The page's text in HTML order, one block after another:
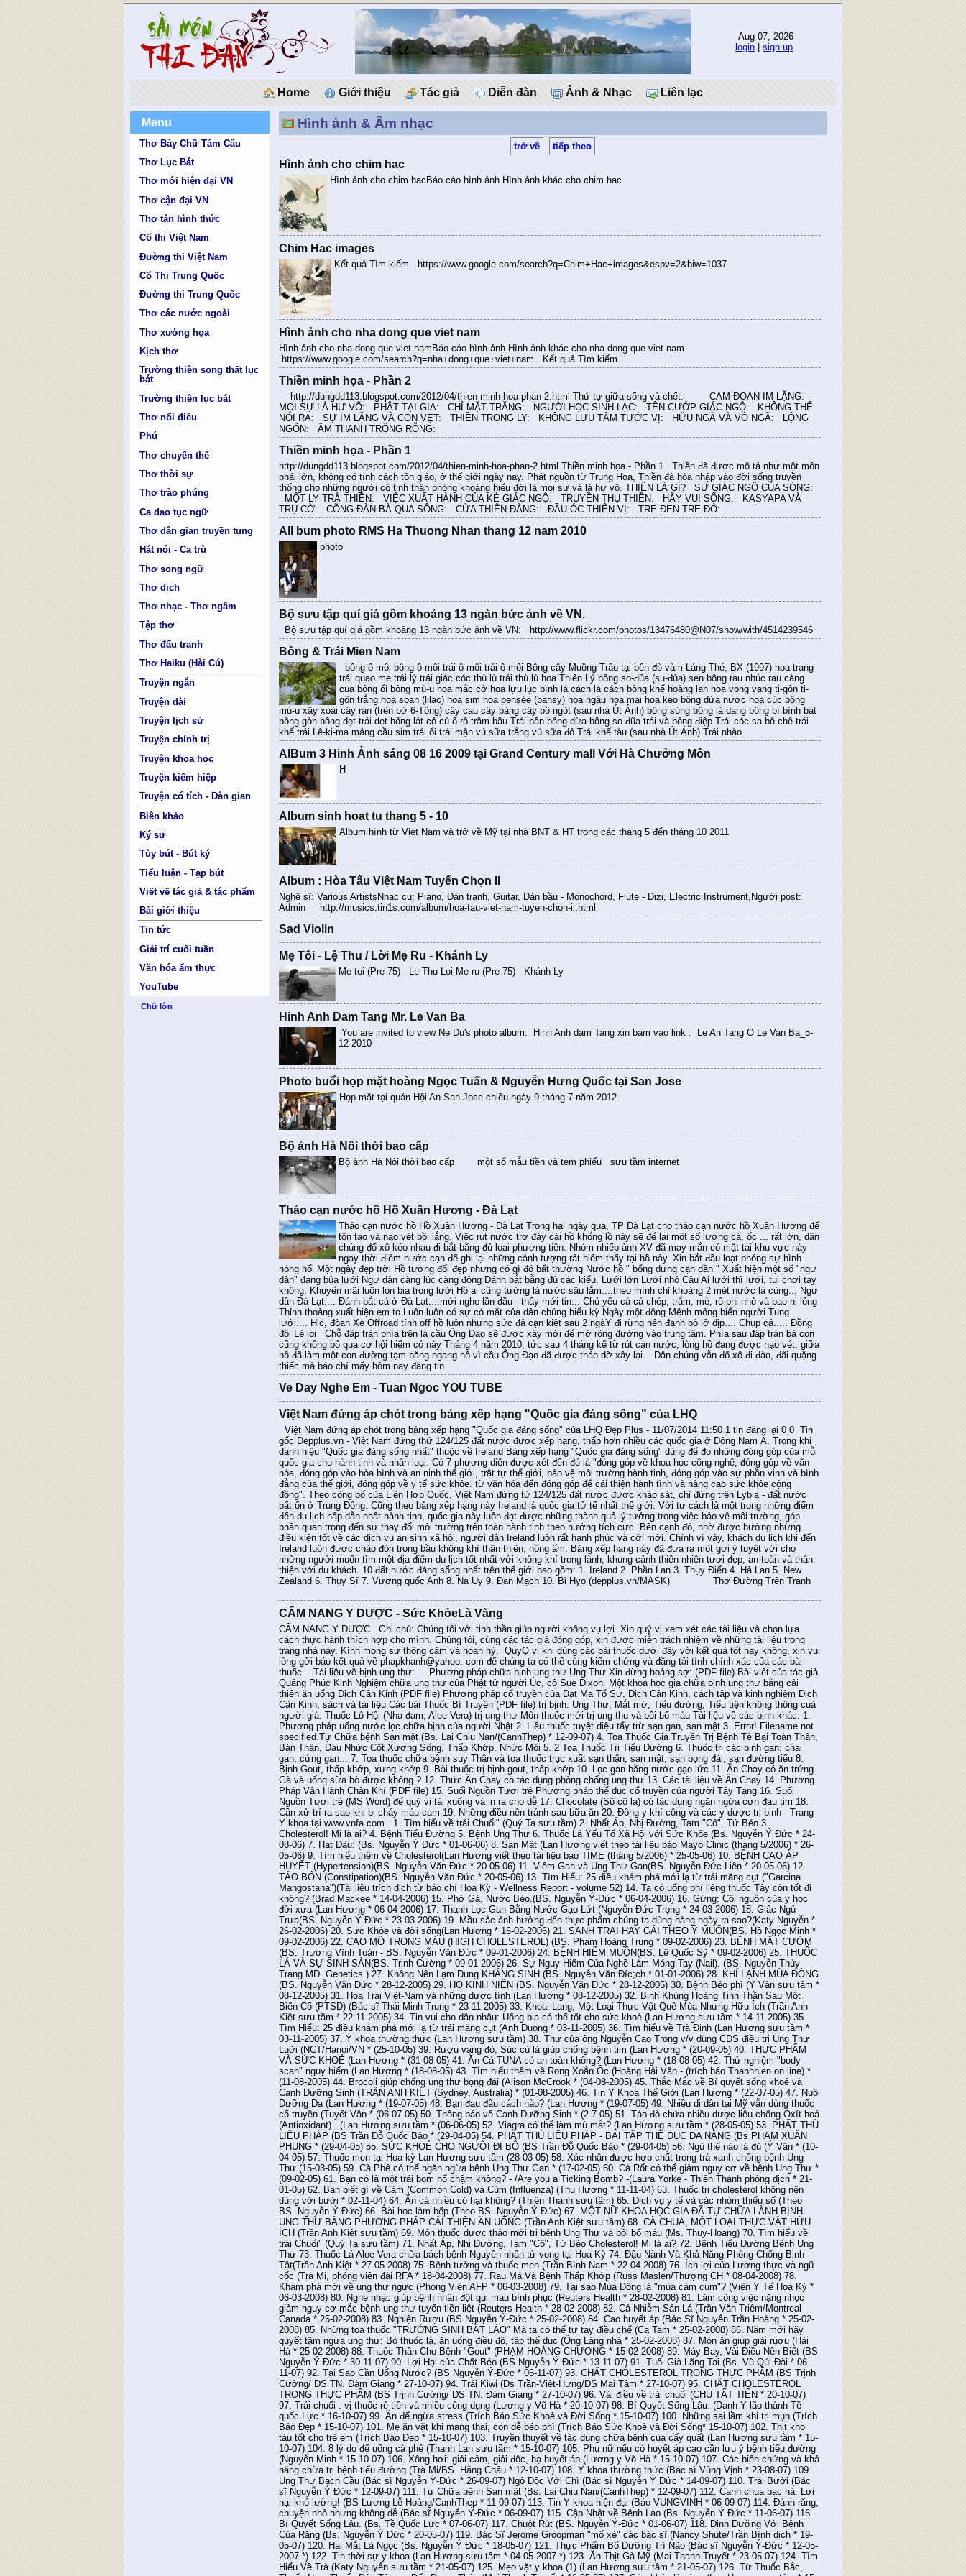
Aug 07, 2026
login
sign up
Home Giới thiệu Tác giả Diễn đàn Ảnh & Nhạc Liên lạc
Menu
Thơ Bảy Chữ Tám Câu
Thơ Lục Bát
Thơ mới hiện đại VN
Thơ cận đại VN
Thơ tân hình thức
Cổ thi Việt Nam
Đường thi Việt Nam
Cổ Thi Trung Quốc
Đường thi Trung Quốc
Thơ các nước ngoài
Thơ xướng họa
Kịch thơ
Trường thiên song thất lục
bát
Trường thiên lục bát
Thơ nối điêu
Phú
Thơ chuyển thể
Thơ thời sự
Thơ trào phúng
Ca dao tục ngữ
Thơ dân gian truyền tụng
Hát nói - Ca trù
Thơ song ngữ
Thơ dịch
Thơ nhạc - Thơ ngâm
Tập thơ
Thơ đấu tranh
Thơ Haiku (Hài Cú)
Truyện ngắn
Truyện dài
Truyện lịch sử
Truyện chính trị
Truyện khoa học
Truyện kiếm hiệp
Truyện cổ tích - Dân gian
Biên khảo
Ký sự
Tùy bút - Bút ký
Tiểu luận - Tạp bút
Viết về tác giả & tác phẩm
Bài giới thiệu
Tin tức
Giải trí cuối tuần
Văn hóa ẩm thực
YouTube
Chữ lớn
Hình ảnh & Âm nhạc
trở về tiếp theo
Hình ảnh cho chim hac
Hình ảnh cho chim hacBáo cáo hình ảnh Hình ảnh khác cho chim hac
Chim Hac images
Kết quả Tìm kiếm https://www.google.com/search?q=Chim+Hac+images&espv=2&biw=1037
Hình ảnh cho nha dong que viet nam
Hình ảnh cho nha dong que viet namBáo cáo hình ảnh Hình ảnh khác cho nha dong que viet nam
https://www.google.com/search?q=nha+dong+que+viet+nam Kết quả Tìm kiếm
Thiền minh họa - Phần 2
http://dungdd113.blogspot.com/2012/04/thien-minh-hoa-phan-2.html Thứ tự giữa sống và chết: CAM ĐOAN IM LẶNG:
MỌI SỰ LÀ HƯ VÔ: PHẬT TẠI GIA: CHỈ MẶT TRĂNG: NGƯỜI HỌC SINH LẠC: TÊN CƯỚP GIÁC NGỘ: KHÔNG THỂ
NÓI RA: SỰ IM LẶNG VÀ CON VẸT: THIỀN TRONG LY: KHÔNG LƯU TÂM TƯỚC VỊ: HỮU NGÃ VÀ VÔ NGÃ: LỘNG
NGÔN: ÂM THANH TRỐNG RỖNG:
Thiền minh họa - Phần 1
http://dungdd113.blogspot.com/2012/04/thien-minh-hoa-phan-2.html Thiền minh họa - Phần 1 Thiền đã được mô tả như một môn
phái lớn, không có tính cách tôn giáo, ở thế giới ngày nay. Phát nguồn từ Trung Hoa, Thiền đã hòa nhập vào đời sống truyền
thống cho những người có tinh thần phóng khoáng hiểu đời là mọi sự và là hư vô. THIỀN LÀ GÌ? SỰ GIÁC NGỘ CỦA SÓNG:
MỘT LY TRÀ THIỀN: VIỆC XUẤT HÀNH CỦA KẺ GIÁC NGỘ: TRUYỀN THỤ THIỀN: HÃY VUI SỐNG: KASYAPA VÀ
TRỤ CỜ: CÕNG ĐÀN BÀ QUA SÔNG: CỬA THIÊN ĐÀNG: ĐẦU ÓC THIÊN VỊ: TRE ĐEN TRE ĐỎ:
All bum photo RMS Ha Thuong Nhan thang 12 nam 2010
photo
Bộ sưu tập quí giá gồm khoảng 13 ngàn bức ảnh về VN.
Bộ sưu tập quí giá gồm khoảng 13 ngàn bức ảnh về VN: http://www.flickr.com/photos/13476480@N07/show/with/4514239546
Bông & Trái Mien Nam
bông ô môi bông ô môi trái ô môi trái ô môi Bông cây Muồng Trâu tại bến đò vàm Láng Thé, BX (1997) hoa trang
trái quao me trái lý trái giác cóc thù lù trái thù lù hoa Thiên Lý bông so-đủa (su-đủa) sen bông rau nhúc rau càng
cua bông ổi bông mù-u hoa mắc cở hoa lựu lục bình lá cách lá cách bông khế hoàng lan hoa vong vang ti-gôn ti-
gôn trắng hoa soan (lilac) hoa sim hoa pensée (pansy) hoa ngâu hoa mai hoa keo bông dừa nước hoa cúc bông
mù-u xây xoài cây rán (trên bờ 6-Tông) cây cau cây bàng cây bồ ngót (sau nhà Út Ánh) bông súng bông lá dang bông bí bình bát
bông gòn bông dẹt trái dẹt bông lát cỏ cú ô rô trâm bầu Trái bần bông dừa bông so đũa trái và bông điệp Trái cóc sa bô chê trái
khế trái Lê-ki-ma mảng cầu sim trái ổi trái mận vú sữa trắng vú sữa đỏ Trái khế tàu (sau nhà Út Ánh) Trái nhào
AlBum 3 Hinh Ảnh sáng 08 16 2009 tại Grand Century mall Với Hà Chưởng Môn
H
Album sinh hoat tu thang 5 - 10
Album hình từ Viet Nam và trở về Mỹ tại nhà BNT & HT trong các tháng 5 đến tháng 10 2011
Album : Hòa Tấu Việt Nam Tuyển Chọn II
Nghệ sĩ: Various ArtistsNhạc cụ: Piano, Đàn tranh, Guitar, Đàn bầu - Monochord, Flute - Dizi, Electric Instrument,Người post:
Admin http://musics.tin1s.com/album/hoa-tau-viet-nam-tuyen-chon-ii.html
Sad Violin
Mẹ Tôi - Lệ Thu / Lời Mẹ Ru - Khánh Ly
Me toi (Pre-75) - Le Thu Loi Me ru (Pre-75) - Khánh Ly
Hinh Anh Dam Tang Mr. Le Van Ba
You are invited to view Ne Du's photo album: Hinh Anh dam Tang xin bam vao link : Le An Tang O Le Van Ba_5-
12-2010
Photo buổi họp mặt hoàng Ngọc Tuấn & Nguyễn Hưng Quốc tại San Jose
Họp mặt tại quán Hội An San Jose chiều ngày 9 tháng 7 năm 2012
Bộ ảnh Hà Nôi thời bao cấp
Bộ ảnh Hà Nôi thời bao cấp một số mẫu tiền và tem phiếu sưu tầm internet
Tháo cạn nước hồ Hồ Xuân Hương - Đà Lạt
Tháo cạn nước hồ Hồ Xuân Hương - Đà Lạt Trong hai ngày qua, TP Đà Lạt cho tháo cạn nước hồ Xuân Hương để
tôn tạo và nạo vét bồi lắng. Việc rút nước trơ đáy cái hồ khổng lồ này sẽ để lại một số lượng cá, ốc ... rất lớn, dân
chúng đổ xô kéo nhau đi bắt bằng đủ loại phương tiện. Nhóm nhiếp ảnh XV đã may mắn có mặt tại khu vực này
ngay thời điểm nước cạn để ghi lại những cảnh tượng rất hiếm thấy tại hồ này. Xin bắt đầu loạt phóng sự hình
nóng hổi Một ngày đẹp trời Hồ tương đối đẹp nhưng có gì đó bất thường Nước hồ " bổng dưng cạn dần " Xuất hiện một số "ngư
dân" đang bủa lưới Ngư dân càng lúc càng đông Đánh bắt bằng đủ các kiểu. Lưới lớn Lưới nhỏ Câu Ai lưới thì lưới, tui chơi tay
không. Khuyến mãi luôn lon bia trong lưới Hồ ai cũng tưởng là nước sâu lắm....theo mình chỉ khoảng 2 mét nước là cùng... Ngư
dân Đà Lạt.... Đánh bắt cá ở Đà Lạt....mới nghe lần đầu - thấy mới tin... Chủ yếu cà cá chép, trắm, mè, rô phi nhỏ và bao ni lông
Thỉnh thoảng xuất hiện em to Luôn luôn có sự có mặt của dân chúng hiếu kỳ Ngày một đông Mênh mông biển người Tung
lưới.... Hic, đòan Xe Offroad tính off hồ luôn nhưng sức đả cạn kiệt sau 2 ngàY đi rừng nên đanh bỏ lở dịp.... Chụp cá..... Đồng
đội Lẻ loi Chỗ đập tràn phía trên là cầu Ông Đạo sẽ được xây mới để mở rộng đường vào trung tâm. Phía sau đập tràn bà con
cũng không bỏ qua cơ hội hiếm có này Tháng 4 năm 2010, tức sau 4 tháng kể từ rút cạn nước, lòng hồ đang được nạo vét, giữa
hồ đã làm một con đường tạm băng ngang hồ vì cầu Ông Đạo đã được tháo dỡ xây lại. Dân chúng vẫn đổ xô đi đào, đãi quặng
thiếc mà báo chí mấy hôm nay đăng tin.
Ve Day Nghe Em - Tuan Ngoc YOU TUBE
Việt Nam đứng áp chót trong bảng xếp hạng "Quốc gia đáng sống" của LHQ
Việt Nam đứng áp chót trong bảng xếp hạng "Quốc gia đáng sống" của LHQ Đẹp Plus - 11/07/2014 11:50 1 tin đăng lại 0 0 Tin
gốc Depplus.vn - Việt Nam đứng thứ 124/125 đất nước được xếp hạng, thấp hơn nhiều các quốc gia ở Đông Nam Á. Trong khi
danh hiệu "Quốc gia đáng sống nhất" thuộc về Ireland Bảng xếp hạng "Quốc gia đáng sống" dùng để đo những đóng góp của mỗi
quốc gia cho hành tinh và nhân loại. Có 7 phương diện được xét đến đó là "đóng góp về khoa học công nghệ, đóng góp về văn
hóa, đóng góp vào hòa bình và an ninh thế giới, trật tự thế giới, bảo vệ môi trường hành tinh, đóng góp vào sự phồn vinh và bình
đẳng của thế giới, đóng góp về y tế sức khỏe. từ văn hóa đến đóng góp để cái thiện hành tình và nâng cao sức khỏe cộng
đồng". Theo công bố của Liên Hợp Quốc, Việt Nam đứng tứ 124/125 đất nước được khảo sát, chỉ đứng trên Lybia - đất nước
bất ổn ở Trung Đông. Cũng theo bảng xếp hạng này Ireland là quốc gia tử tế nhất thế giới. Với tư cách là một trong những điểm
đến du lịch hấp dẫn nhất hành tinh, quốc gia này luôn đạt được những thành quả lý tưởng trong việc bảo vệ môi trường, góp
phần quan trọng đến sự thay đổi môi trường trên toàn hành tinh theo hưởng tích cực. Bên cạnh đó, nhờ được hưởng những
điều kiện tốt về các dịch vụ an sinh xã hội, người dân Ireland luôn rất hạnh phúc và cởi mởi. Chính vì vậy, khách du lịch khi đến
Ireland luôn được chào đón trong bầu không khí thân thiện, nồng ấm. Bảng xếp hạng này đã đưa ra một gợi ý tuyệt vời cho
những người muốn tìm một địa điểm du lịch tốt nhất với không khí trong lành, khung cảnh thiên nhiên tươi đẹp, an toàn và thân
thiện với du khách. 10 đất nước đáng sống nhất trên thế giới bao gồm: 1. Ireland 2. Phần Lan 3. Thụy Điển 4. Hà Lan 5. New
Zealand 6. Thụy Sĩ 7. Vương quốc Anh 8. Na Uy 9. Đan Mạch 10. Bỉ Hyo (depplus.vn/MASK) Thơ Đường Trên Tranh
CẨM NANG Y DƯỢC - Sức KhỏeLà Vàng
CẨM NANG Y DƯỢC Ghi chú: Chúng tôi với tinh thần giúp người không vụ lợi. Xin quý vị xem xét các tài liệu và chọn lựa cách thực hành thích hợp cho mình. Chúng tôi, cùng các tác giả đóng góp, xin được miễn trách nhiệm về những tài liệu trong trang nhà này. Kính mong sự thông cảm và hoan hỷ. QuyQ vị khi dùng các bài thuốc dưới đây với kết quả tốt hay không, xin vui lòng gởi báo kết quả về phapkhanh@yahoo. com để chúng ta có thể cùng kiểm chứng và đăng tải tính chính xác của các bài thuốc. Tài liệu về bịnh ung thư: Phương pháp chữa bịnh ung thư Ung Thư Xin đừng hoảng sợ: (PDF file) Bài viết của tác giả Quảng Phúc Kinh Nghiệm chữa ung thư của Phật tử người Úc, cô Sue Dixon. Một khoa học gia chữa bịnh ung thư bằng cải thiện ăn uống Dịch Cân Kinh (PDF file) Phương pháp cổ truyền của Đạt Ma Tổ Sư, Dịch Cân Kinh, cách tập và kinh nghiệm Dịch Cân Kinh, sách và tài liệu Các bài Thuốc Bí Truyền (PDF file) trị bịnh: Ung Thư, Mắt mờ, Tiểu đường, Tiểu tiện không thông cuả người già. Thuốc Lô Hội (Nha đam, Aloe Vera) trị ung thư Môn thuốc mới trị ung thu và bồi bổ máu Tài liệu về các bịnh khác: 1. Phương pháp uống nước lọc chữa bịnh của người Nhật 2. Liều thuốc tuyệt diệu tẩy trừ sạn gan, sạn mật 3. Error! Filename not specified.Tự Chữa bệnh Sạn mật (Bs. Lai Chiu Nan/(CanhThep) * 12-09-07) 4. Toa Thuốc Gia Truyền Trị Bệnh Tê Bại Toàn Thân, Bán Thân, Đau Nhức Cột Xương Sống, Thấp Khớp, Nhức Mỏi 5. 2 Toa Thuốc Trị Tiểu Đường 6. Thuốc trị các bịnh gan: chai gan, cứng gan... 7. Toa thuốc chữa bệnh suy Thận và toa thuốc trục xuất sạn thận, sạn mật, sạn bọng đái, sạn đường tiểu 8. Bịnh Gout, thấp khớp, xưng khớp 9. Bài thuốc trị bịnh gout, thấp khớp 10. Lọc gan bằng nước gạo lức 11. Ăn Chay có ăn trứng Gà và uống sữa bò được không ? 12. Thức Ăn Chay có tác dụng phòng chống ung thư 13. Các tài liệu về Ăn Chay 14. Phương Pháp Vận Hành Chân Khí (PDF file) 15. Suối Nguồn Tươi trẻ Phương pháp thể dục cổ truyền của người Tây Tạng 16. Suối Nguồn Tươi trẻ (MS Word) để quý vị tải xuống và in ra cho dễ 17. Chocolate (Sô cô la) có tác dụng ngăn ngừa cơn đau tim 18. Cần xử trí ra sao khi bị chảy máu cam 19. Những điều nên tránh sau bữa ăn 20. Đông y khí công và các y dược trị bịnh Trang Y khoa tại www.vnfa.com 1. Tìm hiểu về trái Chuối" (Quý Ta sưu tầm) 2. Nhất Áp, Nhị Ðường, Tam "Cô", Tứ Béo 3. Cholesterol! Mi là ai? 4. Bệnh Tiểu Ðường 5. Bệnh Ung Thư 6. Thuốc Lá Yếu Tố Xã Hội với Sức Khỏe (Bs. Nguyễn Ý Đức * 24-08-06) 7. Hạt Đậu: (Bs. Nguyễn Ý Đức * 01-06-06) 8. Sạn Mật (Lan Hương viết theo tài liệu báo Mayo Clinic (tháng 5/2006) * 26-05-06) 9. Tìm hiểu thêm về Cholesterol(Lan Hương viết theo tài liệu báo TIME (tháng 5/2006) * 25-05-06) 10. BỆNH CAO ÁP HUYẾT (Hypertension)(BS. Nguyễn Văn Đức * 20-05-06) 11. Viêm Gan và Ung Thư Gan(BS. Nguyễn Đức Liên * 20-05-06) 12. TÁO BÓN (Constipation)(BS. Nguyễn Văn Đức * 20-05-06) 13. Tìm Hiểu: 25 điều khám phá mới lạ từ trái măng cụt ("Garcina Mangostana")(Tài liệu trích dịch từ báo chí Hoa Kỳ - Wellness Report - volume 52) 14. Ta có uổng phí liệng thuốc Tây còn tốt đi không? (Brad Mackee * 14-04-2006) 15. Phở Gà, Nước Béo.(BS. Nguyễn Ý-Đức * 06-04-2006) 16. Gừng: Cội nguồn của y học đời xưa (Lan Hương * 06-04-2006) 17. Thanh Lọc Gan Bằng Nước Gạo Lứt (Nguyễn Đức Trọng * 24-03-2006) 18. Giấc Ngủ Trưa(BS. Nguyễn Ý-Đức * 23-03-2006) 19. Mầu sắc ảnh hưởng đến thực phẩm chúng ta dùng hàng ngày ra sao?(Katy Nguyễn * 26-02-2006) 20. Sức Khỏe và đời sống(Lan Hương * 16-02-2006) 21. SANH TRAI HAY GÁI THEO Ý MUỐN(BS. Hồ Ngọc Minh * 09-02-2006) 22. CAO MỠ TRONG MÁU (HIGH CHOLESTEROL) (BS. Phạm Hoàng Trung * 09-02-2006) 23. BỆNH MẮT CƯỜM (BS. Trương Vĩnh Toàn - BS. Nguyễn Văn Đức * 09-01-2006) 24. BỆNH HIẾM MUỘN(BS. Lê Quốc Sỹ * 09-02-2006) 25. THUỐC LÁ VÀ SỰ SINH SẢN(BS. Trịnh Cường * 09-01-2006) 26. Sự Nguy Hiểm Của Nghề Làm Móng Tay (Nail). (BS. Nguyễn Thùy Trang MD. Genetics.) 27. Không Nên Lạm Dụng KHÁNG SINH (BS. Nguyễn Văn Đíc;ch * 01-01-2006) 28. KHÍ LẠNH MÙA ĐÔNG (BS. Nguyễn Văn Đức * 28-12-2005) 29. HO KINH NIÊN (BS. Nguyễn Văn Đức * 28-12-2005) 30. Bệnh Béo phì (Y Vân sưu tảm * 08-12-2005) 31. Hoa Trái Việt-Nam và những dược tính (Lan Hương * 08-12-2005) 32. Bịnh Khủng Hoảng Tinh Thần Sau Một Biến Cố (PTSD) (Bác sĩ Thái Minh Trung * 23-11-2005) 33. Khoai Lang, Một Loại Thực Vật Quê Mùa Nhưng Hữu Ích (Trần Anh Kiệt sưu tầm * 22-11-2005) 34. Tin vui cho dân nhậu: Uống bia có thể tốt cho sức khoẻ (Lan Hương sưu tầm * 14-11-2005) 35. Tìm Hiểu: 25 điều khám phá mới lạ từ trái măng cụt (Anh Duong * 03-11-2005) 36. Tìm hiểu về Trà Ðinh (Lan Hương sưu tầm * 03-11-2005) 37. Y khoa thường thức (Lan Hương sưu tầm) 38. Thư của ông Nguyễn Cao Trọng v/v dùng CDS điều trị Ung Thư Luỡi (NCT/Hanoi/VN * (25-10-05) 39. Rượu vang đỏ, Súc cù là giúp chống bệnh tim (Lan Hương * (20-09-05) 40. THỰC PHẨM VÀ SỨC KHOẺ (Lan Hương * (31-08-05) 41. Ăn Cá TUNA có an toàn không? (Lan Hương * (18-08-05) 42. Thử nghiệm "body scan" nguy hiểm (Lan Hương * (18-08-05) 43. Tìm hiểu thêm về Rong Xoắn Ốc (Hoàng Hải Vân - (trích báo Thanhnien on line) * (11-08-2005) 44. Brocoli giúp chống ung thư bọng đái (Alison McCrook * (04-08-2005) 45. Thắc Mắc về Bí quyết sống khoẻ và Canh Dưỡng Sinh (TRẦN ANH KIỆT (Sydney, Australia) * (01-08-2005) 46. Tin Y Khoa Thế Giới (Lan Hương * (22-07-05) 47. Nuôi Dưỡng Da (Lan Hương * (19-07-05) 48. Bạn đau đầu cách nào? (Lan Hương * (19-07-05) 49. Nhiều di dân tại Mỹ vẫn dùng thuốc cổ truyền (Tuyết Vân * (06-07-05) 50. Thông báo về Canh Dưỡng Sinh * (2-7-05) 51. Táo đỏ chứa nhiều dược liệu chống Oxít hoá (Antioxidant) . (Lan Hương sưu tầm * (06-06-05) 52. Viagra có thể làm mù mắt? (Lan Hương sưu tầm * (28-05-05) 53. PHẤT THỦ LIỆU PHÁP (BS Trần Đỗ Quốc Bảo * (29-04-05) 54. PHẤT THỦ LIỆU PHÁP - BÀI TẬP THỂ DỤC ĐA NĂNG (Bs PHẠM XUÂN PHỤNG * (29-04-05) 55. SỨC KHOẺ CHO NGƯỜI ĐI BỘ (BS Trần Đỗ Quốc Bảo * (29-04-05) 56. Ngủ thế nào là đủ (Ý Vân * (10-04-05) 57. Thuốc men tại Hoa kỳ Lan Hương sưu tầm (28-03-05) 58. Xác nhận được hợp chất trong trà xanh chống bệnh Ung Thư (15-03-05) 59. Cà Phê có thể ngăn ngừa bệnh Ung Thư Gan * (17-02-05) 60. Cà Rốt có thể giảm nguy cơ về bệnh Ung Thư * (09-02-05) 61. Bạn có là một trái bom nổ chậm không? - /Are you a Ticking Bomb? -(Laura Yorke - Thiên Thanh phỏng dịch * 21-01-05) 62. Bạn biết gì về Cảm (Common Cold) và Cúm (Influenza) (Thu Hương * 11-11-04) 63. Thuốc trị cholesterol không nên dùng với bưởi * 02-11-04) 64. Ăn cá nhiều có hại không? (Thiên Thanh sưu tầm) 65. Dịch vụ y tế và các nhóm thiểu số (Theo BS. Nguyễn Ý-Đức) 66. Bài học làm bếp (Theo BS. Nguyễn Ý-Đức) 67. MỘT NỮ KHOA HỌC GIA ĐÃ TỰ CHỮA LÀNH BỊNH UNG THƯ BẰNG PHƯƠNG PHÁP CẢI THIỆN ĂN UỐNG (Trần Anh Kiệt sưu tầm) 68. CÀ CHUA, MỘT LOẠI THỰC VẬT HỮU ÍCH (Trần Anh Kiệt sưu tầm) 69. Môn thuốc dược thảo mới trị bệnh Ung Thư và bồi bổ máu (Ms. Thuy-Hoang) 70. Tìm hiểu về trái Chuối" (Quý Ta sưu tầm) 71. Nhất Áp, Nhị Ðường, Tam "Cô", Tứ Béo Cholesterol! Mi là ai? 72. Bệnh Tiểu Ðường Bệnh Ung Thư 73. Thuốc Lá Aloe Vera chữa bách bệnh Nguyên nhân tử vong tại Hoa Kỳ 74. Đậu Nành Và Khả Năng Phòng Chống Bịnh Tật(Trần Anh Kiệt * 27-05-2008) 75. Bệnh tưởng và thuốc men (Trần Bình Nam * 22-04-2008) 76. Ích lợi của Lương thực và ngũ cốc (Trà Mi, phóng viên đài RFA * 18-04-2008) 77. Rau Má Và Bệnh Thấp Khớp (Russ Maslen/Thượng CH * 08-04-2008) 78. Khám phá mới về ung thư ngực (Phóng Viên AFP * 06-03-2008) 79. Tại sao Mùa Đông là "mùa cảm cúm"? (Viện Y Tế Hoa Kỳ * 06-03-2008) 80. Nghe nhạc giúp bệnh nhân đột quị mau bình phục (Reuters Health * 28-02-2008) 81. Làm công việc nặng nhọc giảm nguy cơ mắc bệnh ung thư tuyến tiền liệt (Reuters Health * 28-02-2008) 82. Cá Nhiễm Sán Lá (Trần Văn Triêm/Montreal- Canada * 25-02-2008) 83. Nghiện Rượu (BS Nguyễn Ý-Đức * 25-02-2008) 84. Cao huyết áp (Bác Sĩ Nguyễn Trần Hoàng * 25-02-2008) 85. Những toa thuốc "TRƯỜNG SINH BẤT LÃO" Mà ta có thể tự tay điều chế (Ca Tam * 25-02-2008) 86. Năm mới hãy quyết tâm ngừa ung thư: Bỏ thuốc lá, ăn uống điều độ, tập thể dục (Ông Làng nhà * 25-02-2008) 87. Món ăn giúp giải ruợu (Hải Hà * 25-02-2008) 88. Thuốc Thần Cho Bệnh "Gout" (PHẠM HOÀNG CHƯƠNG * 15-02-2008) 89. Máy Bay, Vài Điều Nên Biết (BS Nguyễn Ý-Đức * 30-11-07) 90. Lợi Hại của Chất Béo (BS Nguyễn Ý-Đức * 13-11-07) 91. Tuổi Già Lãng Tai (Bs. Vũ Qúi Đài * 06-11-07) 92. Tại Sao Cần Uống Nước? (BS Nguyễn Ý-Đức * 06-11-07) 93. CHẤT CHOLESTEROL TRONG THỰC PHẨM (BS Trịnh Cường/ DS TN. Đàm Giang * 27-10-07) 94. Trái Kiwi (Ds Trần-Việt-Hưng/DS Mai Tâm * 27-10-07) 95. CHẤT CHOLESTEROL TRONG THỰC PHẨM (BS Trịnh Cường/ DS TN. Đàm Giang * 27-10-07) 96. Vài điều về trái chuối (CHU TẤT TIẾN * 20-10-07) 97. Trái chuối : vị thuốc rẻ tiền và nhiều công dụng (Lương y Võ Hà * 20-10-07) 98. Bí Quyết Sống Lâu. (Danh Y lão thành Tề quốc Lực * 16-10-07) 99. Ăn để ngừa stress (Trích Báo Sức Khoẻ và Ðời Sống * 15-10-07) 100. Những sai lầm khi trị mụn (Trích Báo Ðẹp * 15-10-07) 101. Mẹ ăn vặt khi mang thai, con dễ béo phì (Trích Báo Sức Khoẻ và Ðời Sống* 15-10-07) 102. Thịt kho tàu tốt cho trẻ em (Trích Báo Ðẹp * 15-10-07) 103. Truyền thuyết về tác dụng chữa bệnh của cấy quất (Lan Hương sưu tầm * 15-10-07) 104. 8 lý do để uống cà phê (Thanh Lan sưu tầm * 15-10-07) 105. Phụ nữ nếu có huyết áp cao cần lưu ý bệnh tiểu đường (Nguyễn Minh * 15-10-07) 106. Xông hơi: giải cảm, giải độc, hạ huyết áp (Lương y Võ Hà * 15-10-07) 107. Các biến chứng và khả năng chữa trị bệnh tiểu đường (Trà Mi/BS. Hằng Châu * 12-10-07) 108. Y khoa thường thức (Bác sĩ Vùng Vịnh * 23-08-07) 109. Ung Thư Bạch Cầu (Bác sĩ Nguyễn Ý-Đức * 26-09-07) Ngộ Độc Với Chì (Bác sĩ Nguyễn Ý Đức * 14-09-07) 110. Trái Bưởi (Bác sĩ Nguyễn Ý Đức * 12-09-07) 111. Tự Chữa bệnh Sạn mật (Bs. Lai Chiu Nan/(CanhThep) * 12-09-07) 112. Canh chua bạc hà: Lợi hại